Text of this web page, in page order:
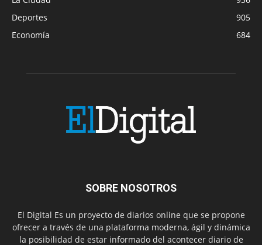
Deportes
905
Economía
684
SOBRE NOSOTROS
El Digital Es un proyecto de diarios online que se propone
ofrecer a través de una plataforma moderna, ágil y dinámica
la posibilidad de estar informado del acontecer diario de